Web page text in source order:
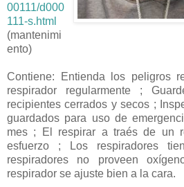
00111/d000
111-s.html
(mantenimi
ento)
Contiene: Entienda los peligros
respirador regularmente ;
recipientes cerrados y secos ;
guardados para uso de
mes ; El respirar a traés de un
esfuerzo ; Los respiradores
respiradores no proveen
respirador se ajuste bien a la cara.